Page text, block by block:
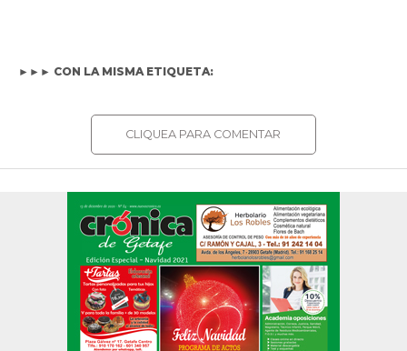
►►► CON LA MISMA ETIQUETA:
CLIQUEA PARA COMENTAR